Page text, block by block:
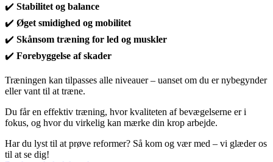
✔️ Stabilitet og balance
✔️ Øget smidighed og mobilitet
✔️ Skånsom træning for led og muskler
✔️ Forebyggelse af skader
Træningen kan tilpasses alle niveauer – uanset om du er nybegynder
eller vant til at træne.
Du får en effektiv træning, hvor kvaliteten af bevægelserne er i
fokus, og hvor du virkelig kan mærke din krop arbejde.
Har du lyst til at prøve reformer? Så kom og vær med – vi glæder os
til at se dig!